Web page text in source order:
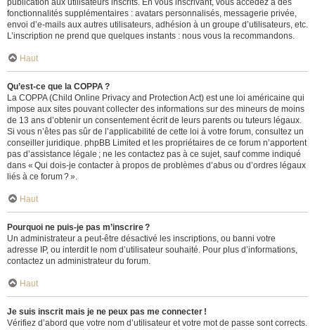
publication aux utilisateurs inscrits. En vous inscrivant, vous accédez à des
fonctionnalités supplémentaires : avatars personnalisés, messagerie privée,
envoi d’e-mails aux autres utilisateurs, adhésion à un groupe d’utilisateurs, etc.
L’inscription ne prend que quelques instants : nous vous la recommandons.
Haut
Qu’est-ce que la COPPA ?
La COPPA (Child Online Privacy and Protection Act) est une loi américaine qui
impose aux sites pouvant collecter des informations sur des mineurs de moins
de 13 ans d’obtenir un consentement écrit de leurs parents ou tuteurs légaux.
Si vous n’êtes pas sûr de l’applicabilité de cette loi à votre forum, consultez un
conseiller juridique. phpBB Limited et les propriétaires de ce forum n’apportent
pas d’assistance légale ; ne les contactez pas à ce sujet, sauf comme indiqué
dans « Qui dois-je contacter à propos de problèmes d’abus ou d’ordres légaux
liés à ce forum ? ».
Haut
Pourquoi ne puis-je pas m’inscrire ?
Un administrateur a peut-être désactivé les inscriptions, ou banni votre
adresse IP, ou interdit le nom d’utilisateur souhaité. Pour plus d’informations,
contactez un administrateur du forum.
Haut
Je suis inscrit mais je ne peux pas me connecter !
Vérifiez d’abord que votre nom d’utilisateur et votre mot de passe sont corrects.